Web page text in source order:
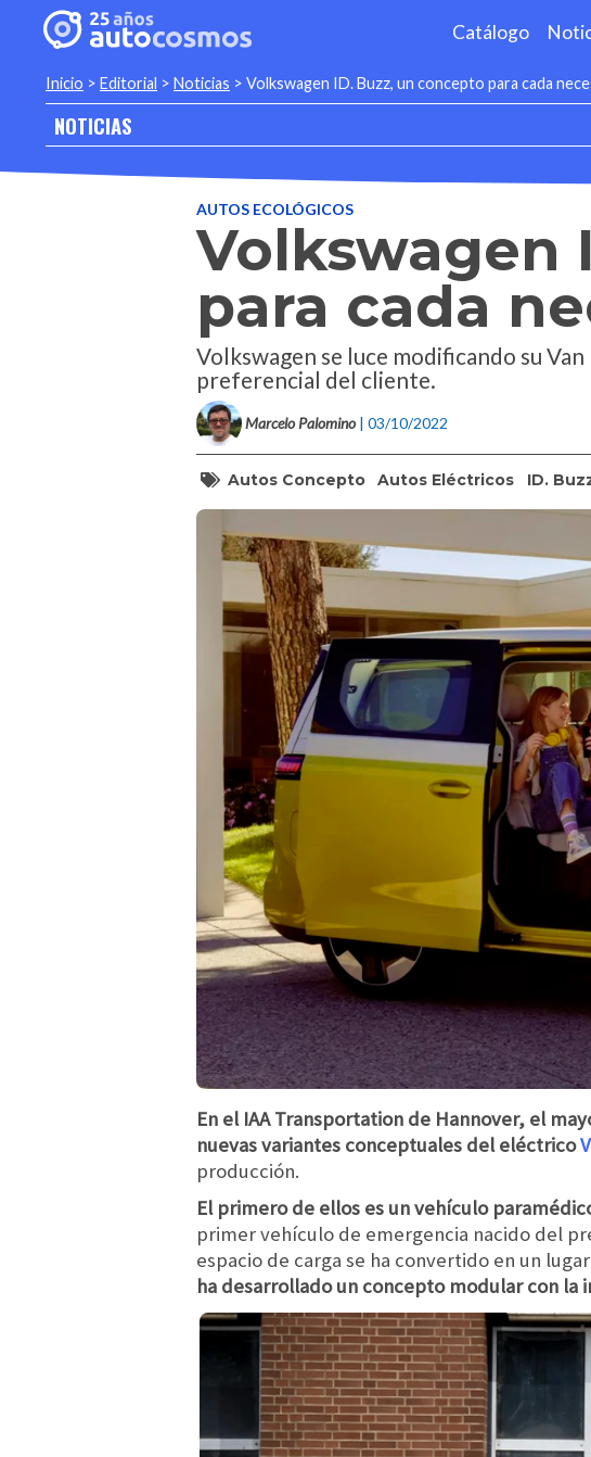
Catálogo
Inicio > Editorial > Noticias > Volkswagen ID. Buzz, un concepto para cada
NOTICIAS
AUTOS ECOLÓGICOS
Volkswagen
para cada
Volkswagen se luce modificando su
preferencial del cliente.
Marcelo Palomino | 03/10/2022
Autos Concepto Autos Eléctricos ID.
En el IAA Transportation de Hannover, el
nuevas variantes conceptuales del eléctrico
producción.
El primero de ellos es un vehículo
primer vehículo de emergencia nacido del
espacio de carga se ha convertido en un
ha desarrollado un concepto modular con